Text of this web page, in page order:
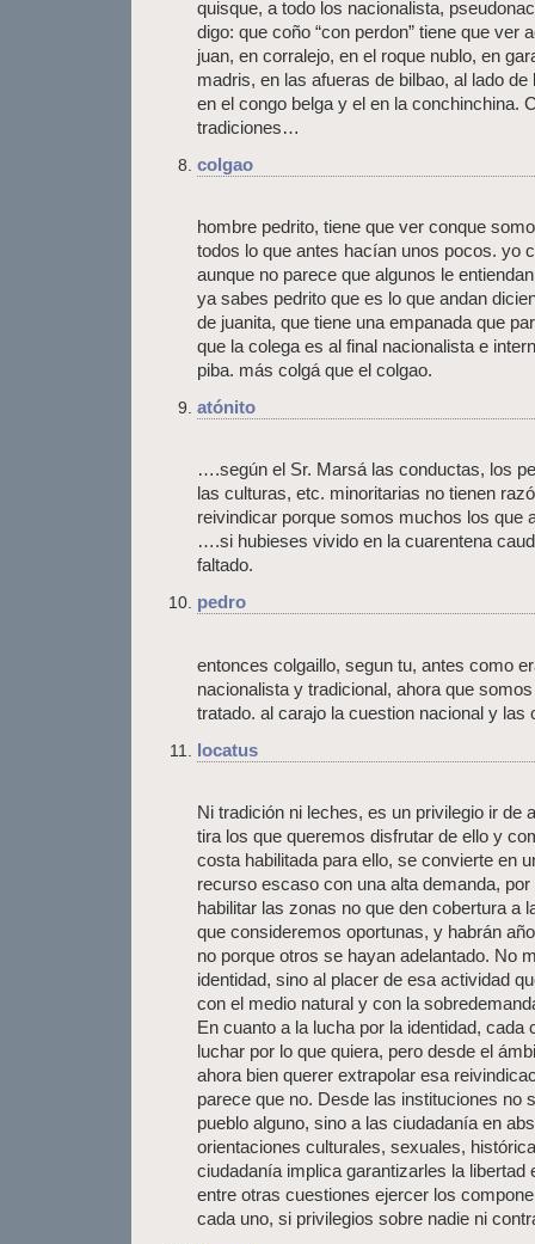
quisque, a todo los nacionalista,
digo: que coño “con perdon” tiene que ver
juan, en corralejo, en el roque nublo, en
madris, en las afueras de bilbao, al lado
en el congo belga y el en la conchinchina.
tradiciones…
colgao
hombre pedrito, tiene que ver conque
todos lo que antes hacían unos pocos. yo
aunque no parece que algunos le
ya sabes pedrito que es lo que andan
de juanita, que tiene una empanada que
que la colega es al final nacionalista e
piba. más colgá que el colgao.
atónito
….según el Sr. Marsá las conductas, los
las culturas, etc. minoritarias no tienen
reivindicar porque somos muchos los que
….si hubieses vivido en la cuarentena
faltado.
pedro
entonces colgaillo, segun tu, antes como
nacionalista y tradicional, ahora que
tratado. al carajo la cuestion nacional y
locatus
Ni tradición ni leches, es un privilegio ir de
tira los que queremos disfrutar de ello y
costa habilitada para ello, se convierte en
recurso escaso con una alta demanda,
habilitar las zonas no que den cobertura a
que consideremos oportunas, y habrán
no porque otros se hayan adelantado. No
identidad, sino al placer de esa actividad
con el medio natural y con la
En cuanto a la lucha por la identidad, cada
luchar por lo que quiera, pero desde el
ahora bien querer extrapolar esa
parece que no. Desde las instituciones no
pueblo alguno, sino a las ciudadanía en
orientaciones culturales, sexuales,
ciudadanía implica garantizarles la libertad
entre otras cuestiones ejercer los
cada uno, si privilegios sobre nadie ni